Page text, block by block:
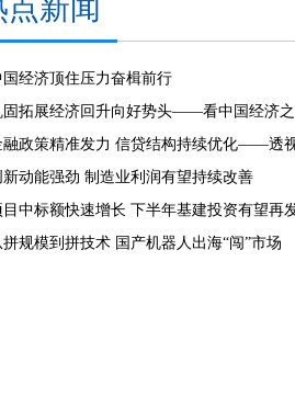
点新闻
国经济顶住压力奋楫前行
固拓展经济回升向好势头——看中国经济之
融政策精准发力 信贷结构持续优化——透
新动能强劲 制造业利润有望持续改善
目中标额快速增长 下半年基建投资有望再
拼规模到拼技术 国产机器人出海“闯”市场